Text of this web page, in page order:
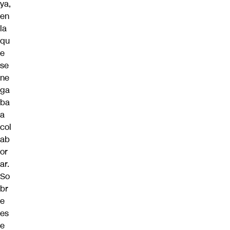
ya,
en
la
qu
e
se
ne
ga
ba
a
col
ab
or
ar.
So
br
e
es
e